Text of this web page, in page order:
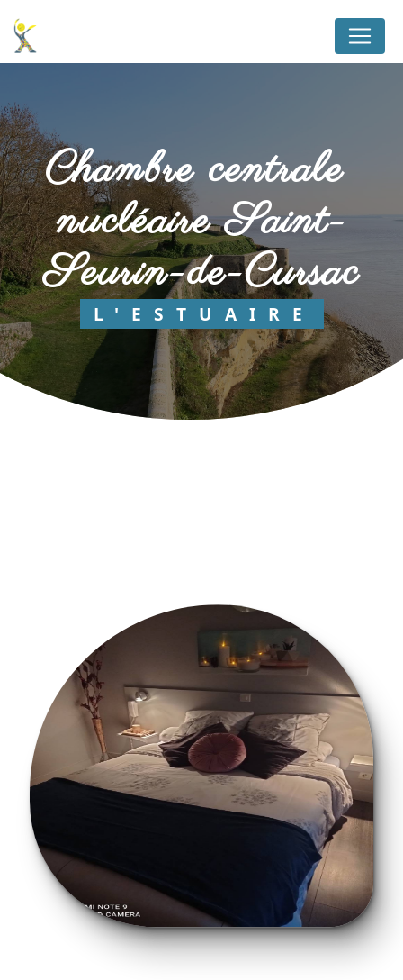
chambre centrale
nucléaire Saint-
Seurin-de-Cursac
L'ESTUAIRE